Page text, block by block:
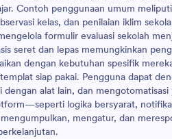
Contoh penggunaan umum
kelas, dan penilaian iklim
formulir evaluasi sekolah
seret dan lepas memungkinkan
dengan kebutuhan spesifik
siap pakai. Pengguna dapat
alat lain, dan
logika bersyarat,
mengatur, dan